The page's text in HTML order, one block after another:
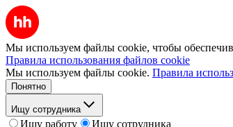
Мы используем файлы cookie, чтобы
Правила использования файлов cookie
Мы используем файлы cookie. Правила
Понятно
Ищу сотрудника
Ищу работу
Ищу сотрудника